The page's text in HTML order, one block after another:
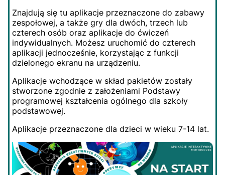
Znajdują się tu aplikacje przeznaczone do zabawy
zespołowej, a także gry dla dwóch, trzech lub
czterech osób oraz aplikacje do ćwiczeń
indywidualnych. Możesz uruchomić do czterech
aplikacji jednocześnie, korzystając z funkcji
dzielonego ekranu na urządzeniu.
Aplikacje wchodzące w skład pakietów zostały
stworzone zgodnie z założeniami Podstawy
programowej kształcenia ogólnego dla szkoły
podstawowej.
Aplikacje przeznaczone dla dzieci w wieku 7-14 lat.